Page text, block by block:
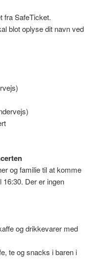
fra SafeTicket.
blot oplyse dit navn ved
og familie til at komme
Der er ingen
og drikkevarer med
te og snacks i baren i